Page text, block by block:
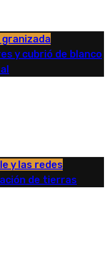
y cubrió de blanco
y las redes
de tierras